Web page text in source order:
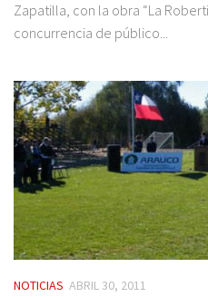
Zapatilla, con la obra “La
concurrencia de público...
NOTICIAS ABRIL 30, 2011